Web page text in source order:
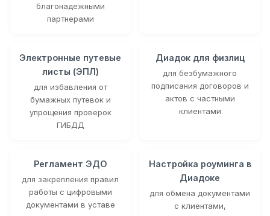
благонадежными
партнерами
Электронные путевые
листы (ЭПЛ)
для избавления от
бумажных путевок и
упрощения проверок
ГИБДД
Диадок для физлиц
для безбумажного
подписания договоров и
актов с частными
клиентами
Регламент ЭДО
для закрепления правил
работы с цифровыми
документами в уставе
Настройка роуминга в
Диадоке
для обмена документами
с клиентами,